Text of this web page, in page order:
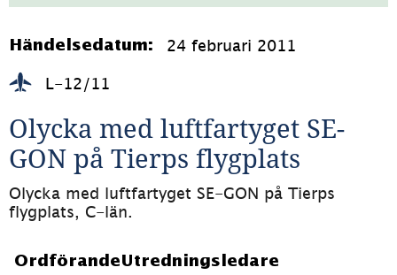
4.9MB)
Händelsedatum: 24 februari 2011
L-12/11
Olycka med luftfartyget SE-
GON på Tierps flygplats
Olycka med luftfartyget SE-GON på Tierps
flygplats, C-län.
OrdförandeUtredningsledare